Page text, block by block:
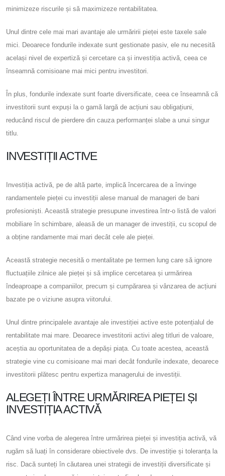
minimizeze riscurile și să maximizeze rentabilitatea.
Unul dintre cele mai mari avantaje ale urmăririi pieței este taxele sale
mici. Deoarece fondurile indexate sunt gestionate pasiv, ele nu necesită
același nivel de expertiză și cercetare ca și investiția activă, ceea ce
înseamnă comisioane mai mici pentru investitori.
În plus, fondurile indexate sunt foarte diversificate, ceea ce înseamnă că
investitorii sunt expuși la o gamă largă de acțiuni sau obligațiuni,
reducând riscul de pierdere din cauza performanței slabe a unui singur
titlu.
INVESTIȚII ACTIVE
Investiția activă, pe de altă parte, implică încercarea de a învinge
randamentele pieței cu investiții alese manual de manageri de bani
profesioniști. Această strategie presupune investirea într-o listă de valori
mobiliare în schimbare, aleasă de un manager de investiții, cu scopul de
a obține randamente mai mari decât cele ale pieței.
Această strategie necesită o mentalitate pe termen lung care să ignore
fluctuațiile zilnice ale pieței și să implice cercetarea și urmărirea
îndeaproape a companiilor, precum și cumpărarea și vânzarea de acțiuni
bazate pe o viziune asupra viitorului.
Unul dintre principalele avantaje ale investiției active este potențialul de
rentabilitate mai mare. Deoarece investitorii activi aleg titluri de valoare,
aceștia au oportunitatea de a depăși piața. Cu toate acestea, această
strategie vine cu comisioane mai mari decât fondurile indexate, deoarece
investitorii plătesc pentru expertiza managerului de investiții.
ALEGEȚI ÎNTRE URMĂRIREA PIEȚEI ȘI
INVESTIȚIA ACTIVĂ
Când vine vorba de alegerea între urmărirea pieței și investiția activă, vă
rugăm să luați în considerare obiectivele dvs. De investiție și toleranța la
risc. Dacă sunteți în căutarea unei strategii de investiții diversificate și